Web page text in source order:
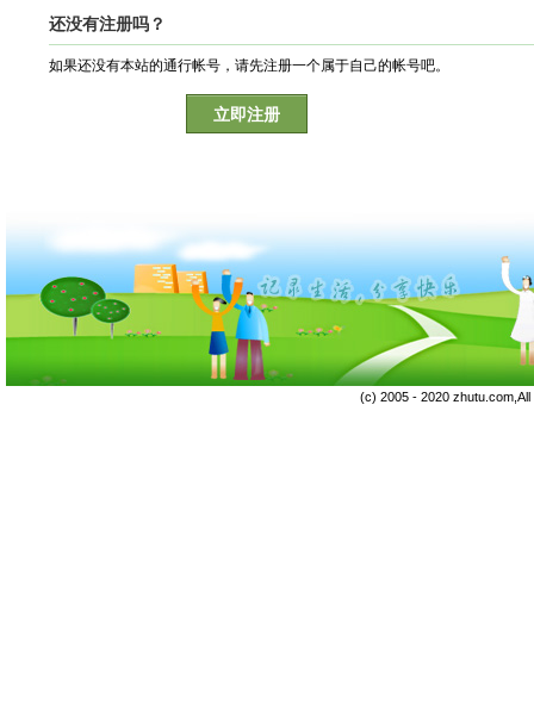
还没有注册吗？
如果还没有本站的通行帐号，请先注册一个属于自己的帐号吧。
立即注册
(c) 2005 - 2020